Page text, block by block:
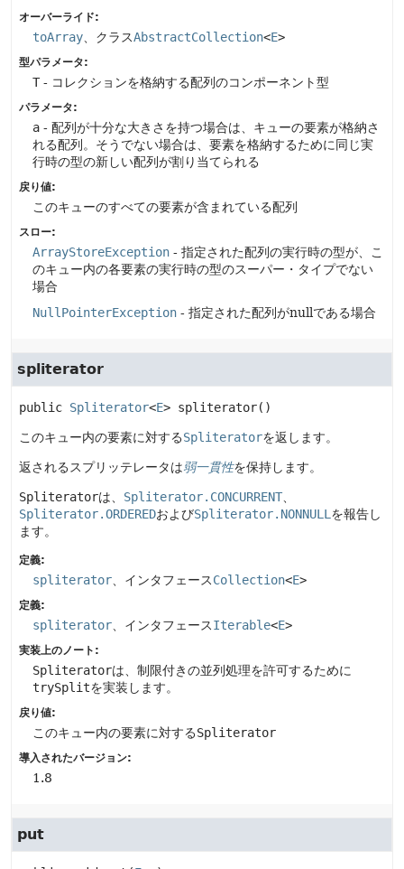
オーバーライド:
toArray 、クラスAbstractCollection<E>
型パラメータ:
T- コレクションを格納する配列のコンポーネント型
パラメータ:
a - 配列が十分な大きさを持つ場合は、キューの要素が格納さ
れる配列。そうでない場合は、要素を格納するために同じ実
行時の型の新しい配列が割り当てられる
戻り値:
このキューのすべての要素が含まれている配列
スロー:
ArrayStoreException - 指定された配列の実行時の型が、こ
のキュー内の各要素の実行時の型のスーパー・タイプでない
場合
NullPointerException - 指定された配列がnullである場合
spliterator
public Spliterator<E> spliterator()
このキュー内の要素に対するSpliteratorを返します。
返されるスプリッテレータは弱一貫性を保持します。
Spliteratorは、 Spliterator.CONCURRENT
Spliterator.ORDEREDおよびSpliterator.NONNULL を報告し
ます。
定義:
spliterator 、インタフェースCollection<E>
定義:
spliterator 、インタフェースIterable<E>
実装上のノート:
Spliteratorは、制限付きの並列処理を許可するために
trySplitを実装します。
戻り値:
このキュー内の要素に対するSpliterator
導入されたバージョン:
1.8
put